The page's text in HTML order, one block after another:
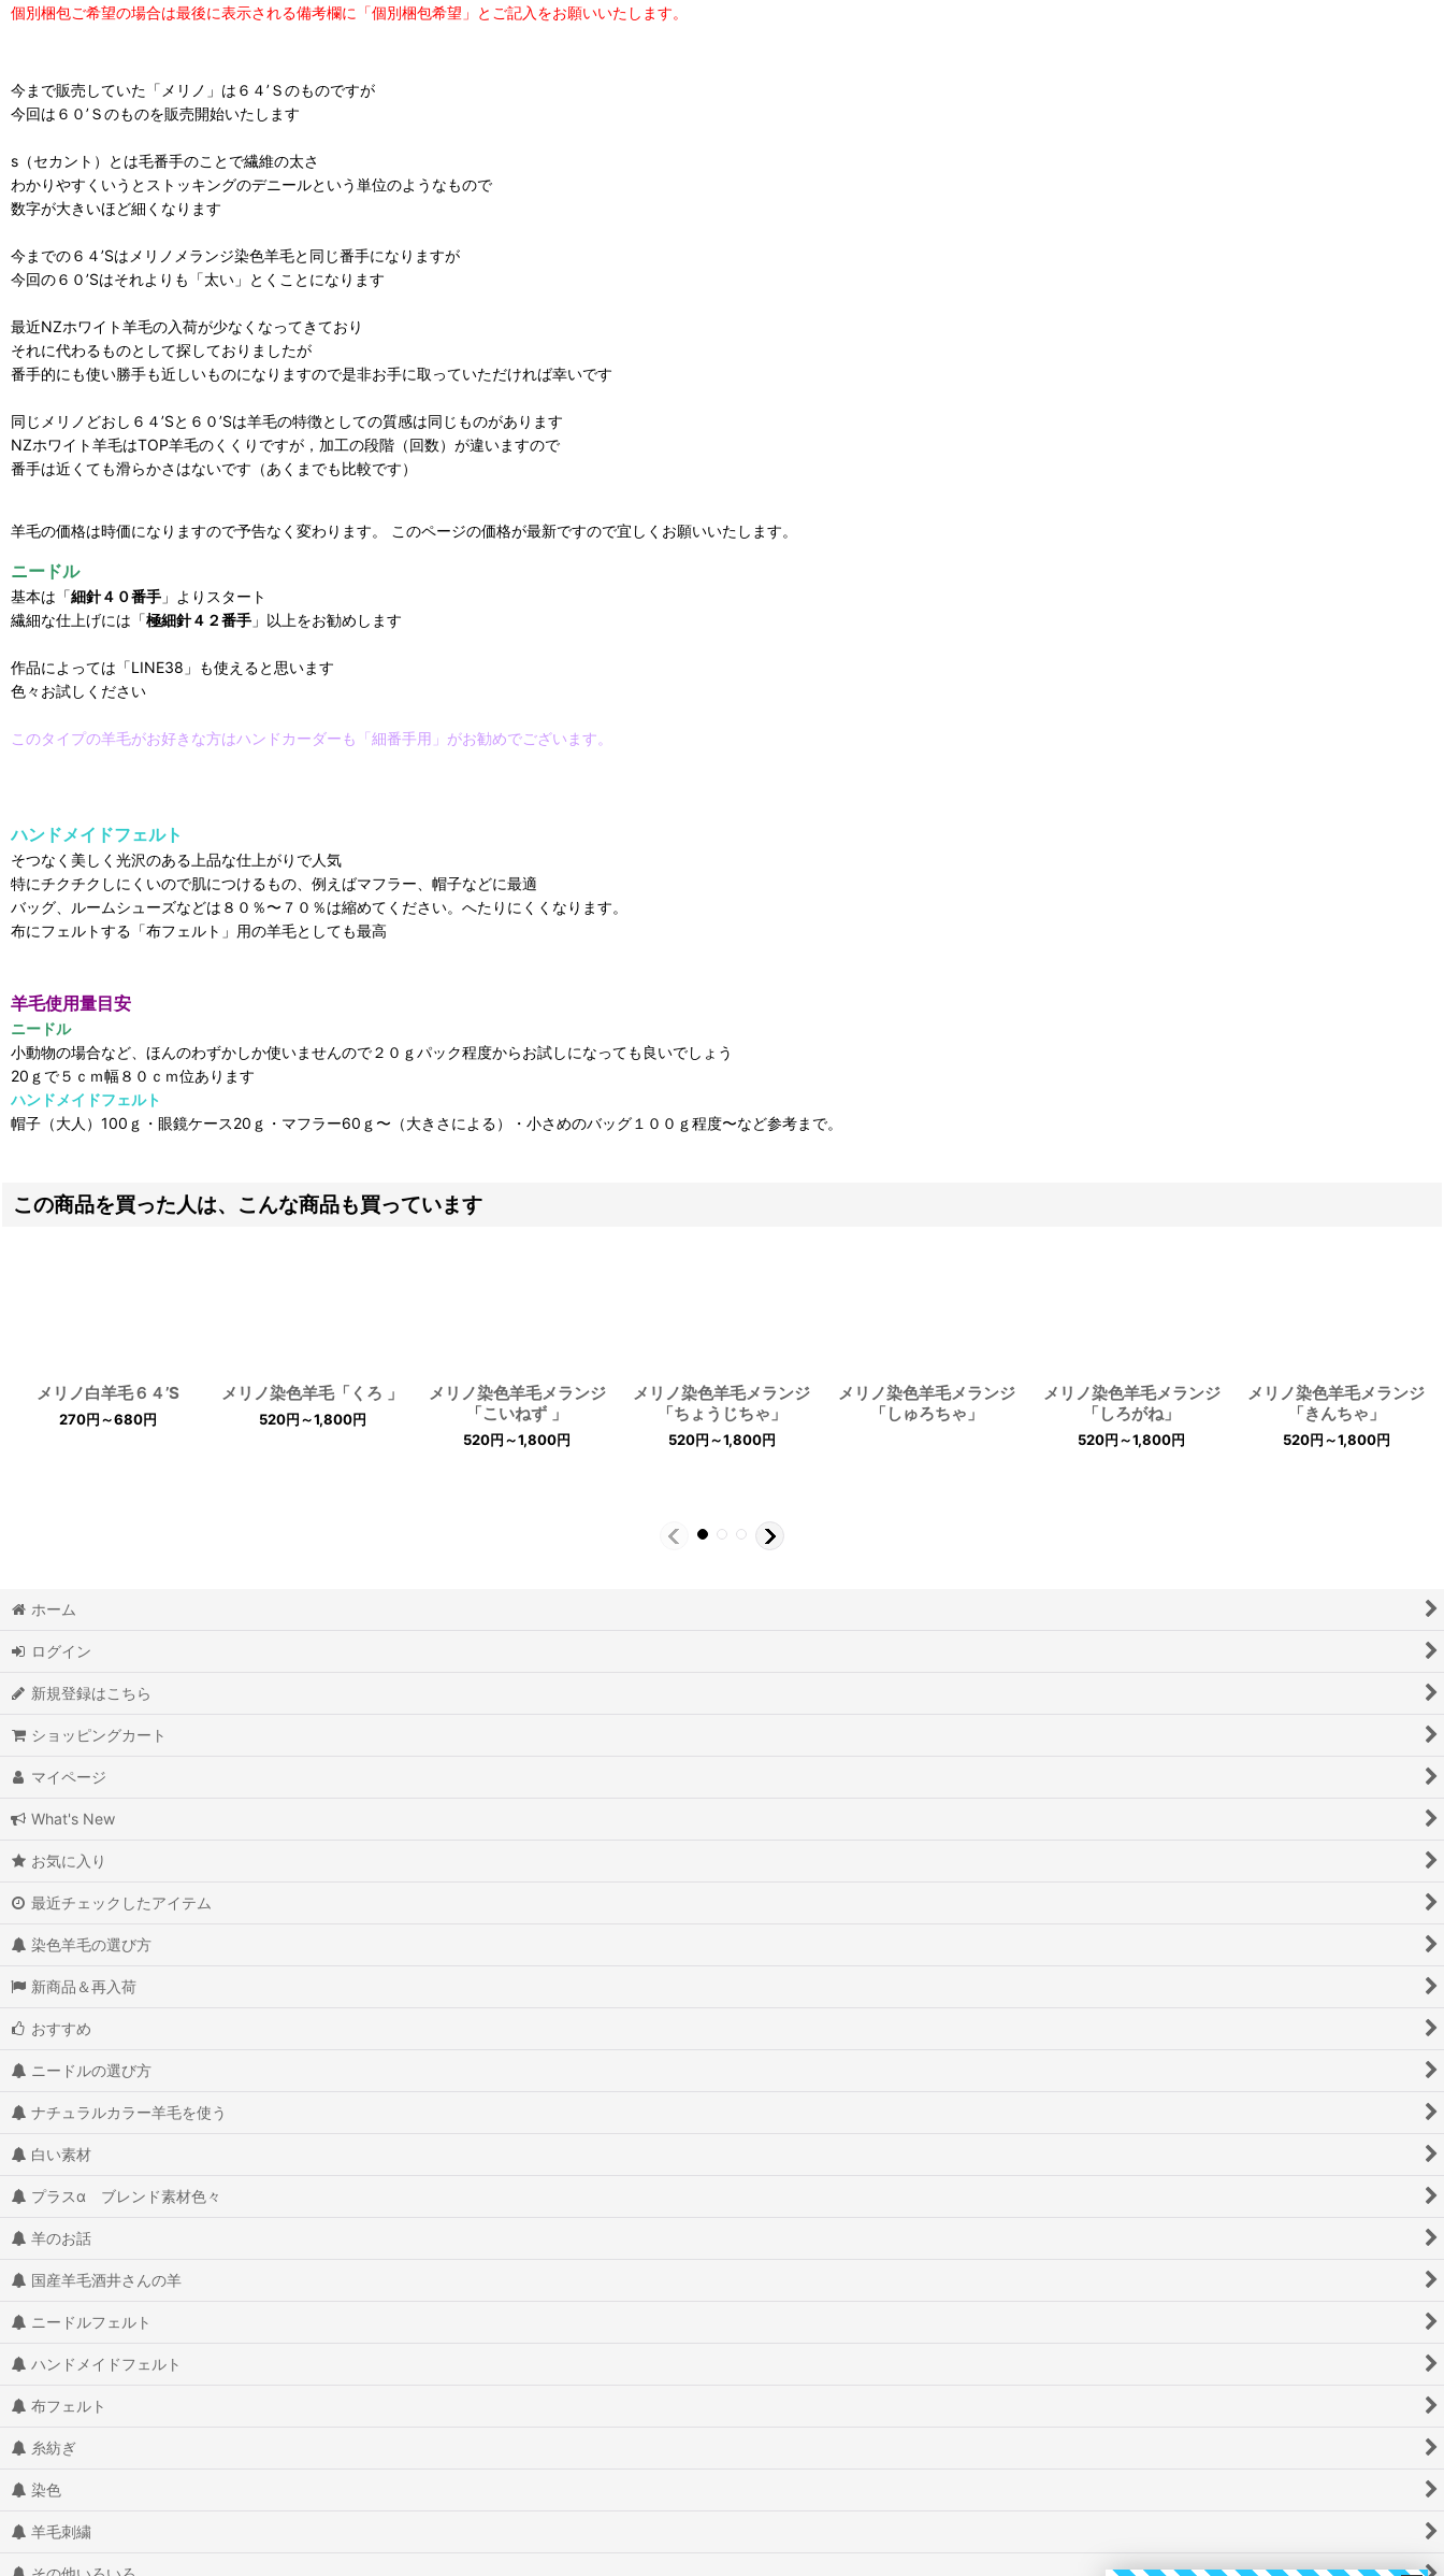
個別梱包ご希望の場合は最後に表示される備考欄に「個別梱包希望」とご記入をお願いいたします。
今まで販売していた「メリノ」は６４’Ｓのものですが
今回は６０’Ｓのものを販売開始いたします
s（セカント）とは毛番手のことで繊維の太さ
わかりやすくいうとストッキングのデニールという単位のようなもので
数字が大きいほど細くなります
今までの６４’Sはメリノメランジ染色羊毛と同じ番手になりますが
今回の６０’Sはそれよりも「太い」とくことになります
最近NZホワイト羊毛の入荷が少なくなってきており
それに代わるものとして探しておりましたが
番手的にも使い勝手も近しいものになりますので是非お手に取っていただければ幸いです
同じメリノどおし６４’Sと６０’Sは羊毛の特徴としての質感は同じものがあります
NZホワイト羊毛はTOP羊毛のくくりですが，加工の段階（回数）が違いますので
番手は近くても滑らかさはないです（あくまでも比較です）
羊毛の価格は時価になりますので予告なく変わります。 このページの価格が最新ですので宜しくお願いいたします。
ニードル
基本は「細針４０番手 」よりスタート
繊細な仕上げには「極細針４２番手 」以上をお勧めします
作品によっては「LINE38」も使えると思います
色々お試しください
このタイプの羊毛がお好きな方はハンドカーダーも「細番手用」がお勧めでございます。
ハンドメイドフェルト
そつなく美しく光沢のある上品な仕上がりで人気
特にチクチクしにくいので肌につけるもの、例えばマフラー、帽子などに最適
バッグ、ルームシューズなどは８０％〜７０％は縮めてください。へたりにくくなります。
布にフェルトする「布フェルト」用の羊毛としても最高
羊毛使用量目安
ニードル
小動物の場合など、ほんのわずかしか使いませんので２０ｇパック程度からお試しになっても良いでしょう
20ｇで５ｃｍ幅８０ｃｍ位あります
ハンドメイドフェルト
帽子（大人）100ｇ・眼鏡ケース20ｇ・マフラー60ｇ〜（大きさによる）・小さめのバッグ１００ｇ程度〜など参考まで。
この商品を買った人は、こんな商品も買っています
メリノ白羊毛６４’S
270円～680円
メリノ染色羊毛「くろ 」
520円～1,800円
メリノ染色羊毛メランジ
「こいねず 」
520円～1,800円
メリノ染色羊毛メランジ
「ちょうじちゃ」
520円～1,800円
メリノ染色羊毛メランジ
「しゅろちゃ」
メリノ染色羊毛メランジ
「しろがね」
520円～1,800円
メリノ染色羊毛メランジ
「きんちゃ」
520円～1,800円
ホーム
ログイン
新規登録はこちら
ショッピングカート
マイページ
What's New
お気に入り
最近チェックしたアイテム
染色羊毛の選び方
新商品＆再入荷
おすすめ
ニードルの選び方
ナチュラルカラー羊毛を使う
白い素材
プラスα ブレンド素材色々
羊のお話
国産羊毛酒井さんの羊
ニードルフェルト
ハンドメイドフェルト
布フェルト
糸紡ぎ
染色
羊毛刺繍